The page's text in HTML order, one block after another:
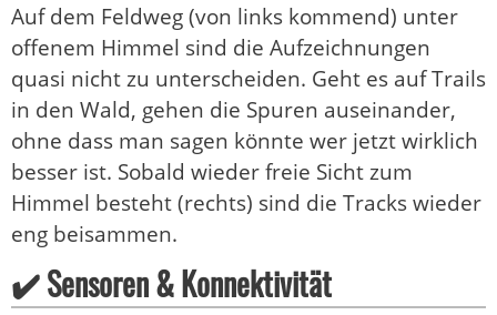
Auf dem Feldweg (von links kommend) unter
offenem Himmel sind die Aufzeichnungen
quasi nicht zu unterscheiden. Geht es auf Trails
in den Wald, gehen die Spuren auseinander,
ohne dass man sagen könnte wer jetzt wirklich
besser ist. Sobald wieder freie Sicht zum
Himmel besteht (rechts) sind die Tracks wieder
eng beisammen.
✔️ Sensoren & Konnektivität